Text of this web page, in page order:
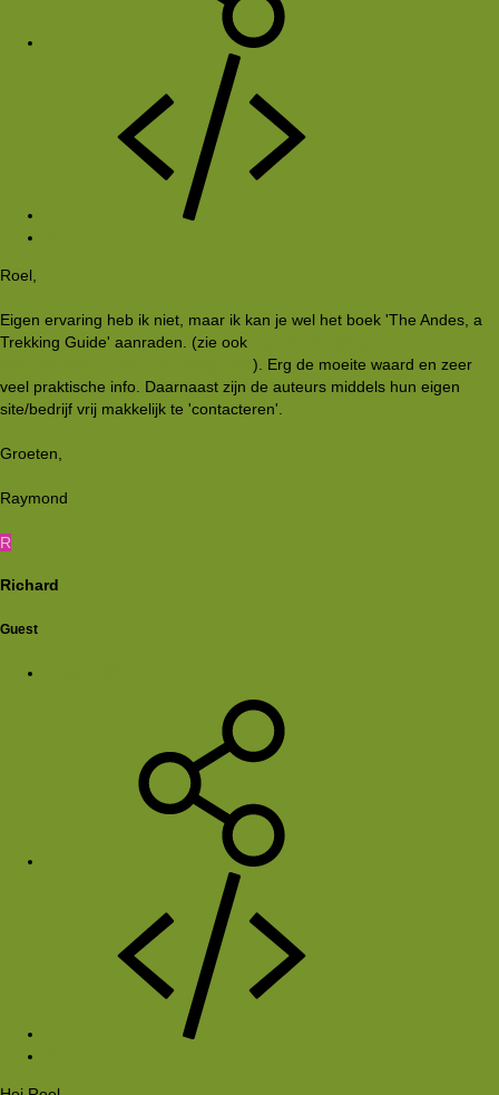
Roel,
Eigen ervaring heb ik niet, maar ik kan je wel het boek 'The Andes, a
Trekking Guide' aanraden. (zie ook
). Erg de moeite waard en zeer
veel praktische info. Daarnaast zijn de auteurs middels hun eigen
site/bedrijf vrij makkelijk te 'contacteren'.
Groeten,
Raymond
R
Richard
Guest